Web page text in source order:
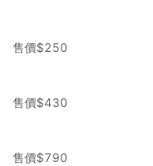
售價$250
售價$430
售價$790